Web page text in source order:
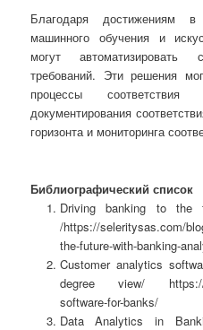
Благодаря достижениям
машинного обучения и
могут
требований. Эти решения
процессы
документирования
горизонта и мониторинга
Библиографический список
Driving banking to the
/https://seleritysas.com/
the-future-with-banking-
Customer analytics
degree view/ https://
software-for-banks/
Data Analytics in